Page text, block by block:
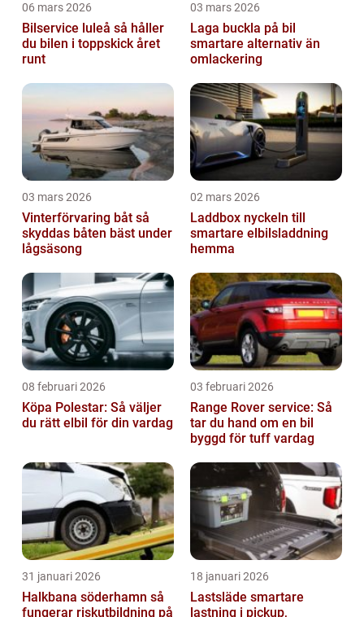
06 mars 2026
Bilservice luleå så håller
du bilen i toppskick året
runt
03 mars 2026
Laga buckla på bil
smartare alternativ än
omlackering
03 mars 2026
Vinterförvaring båt så
skyddas båten bäst under
lågsäsong
02 mars 2026
Laddbox nyckeln till
smartare elbilsladdning
hemma
08 februari 2026
Köpa Polestar: Så väljer
du rätt elbil för din vardag
03 februari 2026
Range Rover service: Så
tar du hand om en bil
byggd för tuff vardag
31 januari 2026
Halkbana söderhamn så
fungerar riskutbildning på
18 januari 2026
Lastsläde smartare
lastning i pickup,